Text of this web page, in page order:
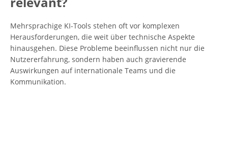
Mehrsprachige KI-Tools stehen oft vor komplexen
Herausforderungen, die weit über technische Aspekte
hinausgehen. Diese Probleme beeinflussen nicht nur die
Nutzererfahrung, sondern haben auch gravierende
Auswirkungen auf internationale Teams und die
Kommunikation.